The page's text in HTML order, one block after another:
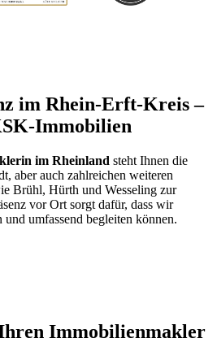
im Rhein-Erft-Kreis –
Immobilien
im Rheinland steht Ihnen die
aber auch zahlreichen weiteren
Brühl, Hürth und Wesseling zur
vor Ort sorgt dafür, dass wir
umfassend begleiten können.
Immobilienmakler